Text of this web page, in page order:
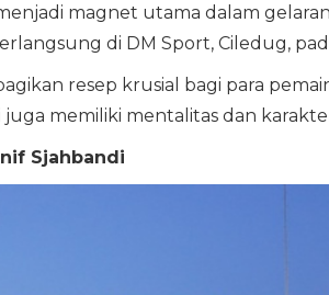
magnet utama dalam
di DM Sport, Ciledug,
resep krusial bagi para
memiliki mentalitas dan
Sjahbandi